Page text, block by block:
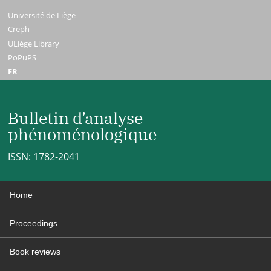
Université de Liège
Creph
ULiège Library
PoPuPS
FR
Bulletin d’analyse
phénoménologique
ISSN: 1782-2041
Home
Proceedings
Book reviews